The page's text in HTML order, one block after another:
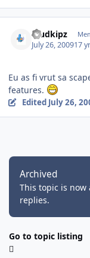
Mudkipz
July 26, 200917 yr
Eu as fi vrut sa
features.
Edited July 26,
Archived
This topic is
replies.
Go to topic listing